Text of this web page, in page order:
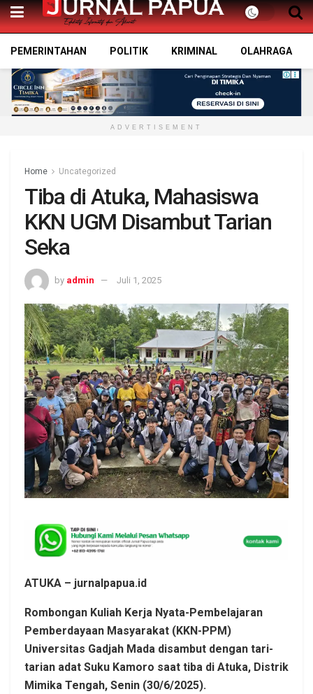
PEMERINTAHAN POLITIK KRIMINAL OLAHRAGA
ADVERTISEMENT
Home Uncategorized
Tiba di Atuka, Mahasiswa
KKN UGM Disambut Tarian
Seka
by admin Juli 1, 2025
ATUKA – jurnalpapua.id
Rombongan Kuliah Kerja Nyata-Pembelajaran
Pemberdayaan Masyarakat (KKN-PPM)
Universitas Gadjah Mada disambut dengan tari-
tarian adat Suku Kamoro saat tiba di Atuka, Distrik
Mimika Tengah, Senin (30/6/2025).